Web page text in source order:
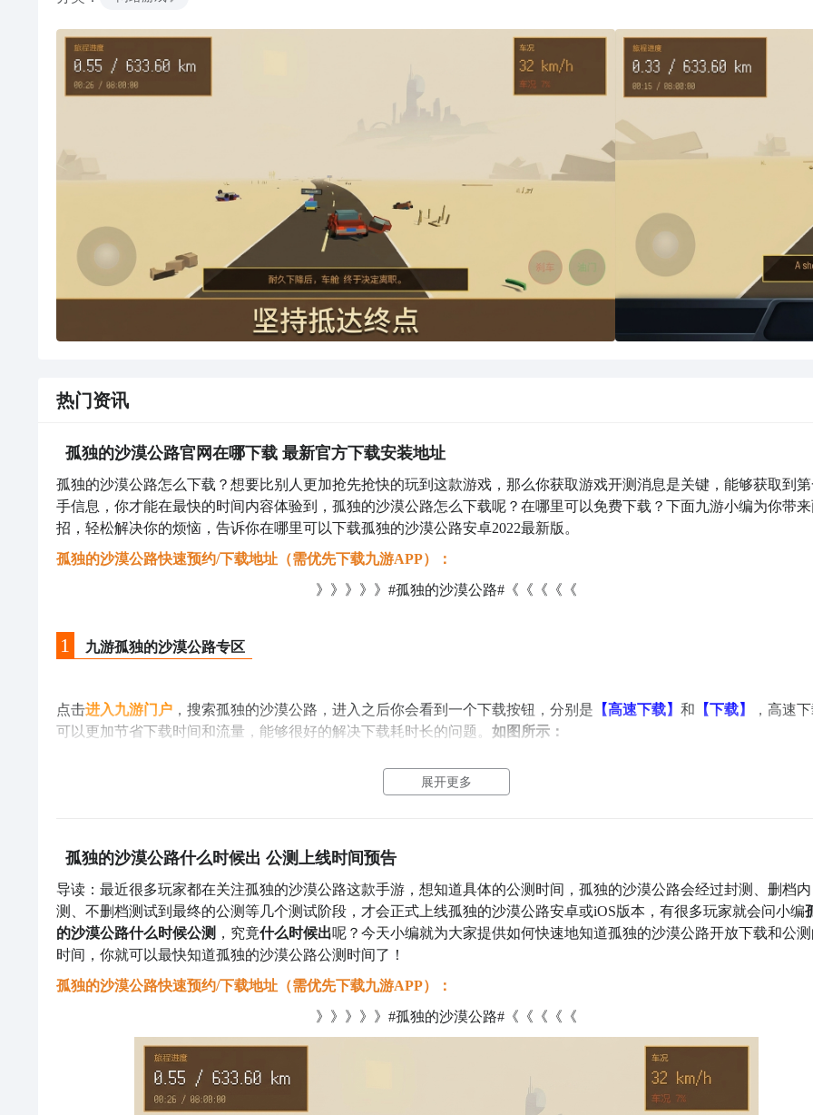
热门资讯
孤独的沙漠公路官网在哪下载 最新官方下载安装地址
孤独的沙漠公路怎么下载？想要比别人更加抢先抢快的玩到这款游戏，那么你获取游戏开测消息是关键，能够获取到
手信息，你才能在最快的时间内容体验到，孤独的沙漠公路怎么下载呢？在哪里可以免费下载？下面九游小编为你带
招，轻松解决你的烦恼，告诉你在哪里可以下载孤独的沙漠公路安卓2022最新版。
孤独的沙漠公路快速预约/下载地址（需优先下载九游APP）：
》》》》》#孤独的沙漠公路#《《《《《
1 九游孤独的沙漠公路专区
点击进入九游门户 ，搜索孤独的沙漠公路，进入之后你会看到一个下载按钮，分别是 【高速下载】 和 【下载】
，高速
可以更加节省下载时间和流量，能够很好的解决下载耗时长的问题。 如图所示：
展开更多
孤独的沙漠公路什么时候出 公测上线时间预告
导读：最近很多玩家都在关注孤独的沙漠公路这款手游，想知道具体的公测时间，孤独的沙漠公路会经过封测、删档内
测、不删档测试到最终的公测等几个测试阶段，才会正式上线孤独的沙漠公路安卓或iOS版本，有很多玩家就会问小编
的沙漠公路什么时候公测 ，究竟什么时候出呢？今天小编就为大家提供如何快速地知道孤独的沙漠公路开放下载和公
时间，你就可以最快知道孤独的沙漠公路公测时间了！
孤独的沙漠公路快速预约/下载地址（需优先下载九游APP）：
》》》》》#孤独的沙漠公路#《《《《《